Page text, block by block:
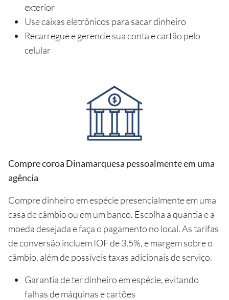
exterior
Use caixas eletrônicos para sacar dinheiro
Recarregue e gerencie sua conta e cartão pelo
celular
Compre coroa Dinamarquesa pessoalmente em uma
agência
Compre dinheiro em espécie presencialmente em uma
casa de câmbio ou em um banco. Escolha a quantia e a
moeda desejada e faça o pagamento no local. As tarifas
de conversão incluem IOF de 3,5%, e margem sobre o
câmbio, além de possíveis taxas adicionais de serviço.
Garantia de ter dinheiro em espécie, evitando
falhas de máquinas e cartões